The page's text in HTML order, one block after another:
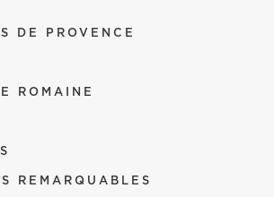
DE PROVENCE
ROMAINE
REMARQUABLES